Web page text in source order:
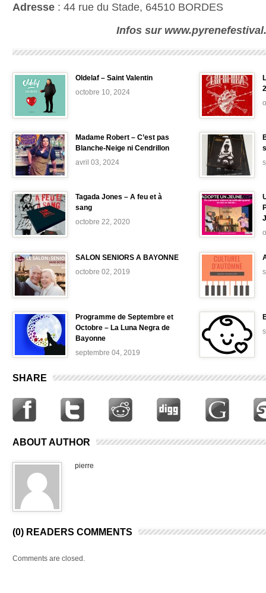
Adresse : 44 rue du Stade, 64510 BORDES
Infos sur
Oldelaf – Saint Valentin
octobre 10, 2024
Madame Robert – C’est pas
Blanche-Neige ni Cendrillon
avril 03, 2024
Tagada Jones – A feu et à
sang
octobre 22, 2020
SALON SENIORS A BAYONNE
octobre 02, 2019
Programme de Septembre et
Octobre – La Luna Negra de
Bayonne
septembre 04, 2019
SHARE
ABOUT AUTHOR
pierre
(0) READERS COMMENTS
Comments are closed.